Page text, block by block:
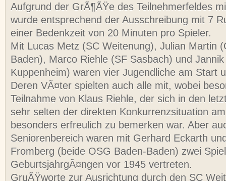
Aufgrund der GrÃ¶ÃŸe des Teilnehmerfeldes
wurde entsprechend der Ausschreibung mit 7
einer Bedenkzeit von 20 Minuten pro Spieler.
Mit Lucas Metz (SC Weitenung), Julian Martin
Baden), Marco Riehle (SF Sasbach) und
Kuppenheim) waren vier Jugendliche am Start
Deren VÃ¤ter spielten auch alle mit, wobei
Teilnahme von Klaus Riehle, der sich in den
sehr selten der direkten Konkurrenzsituation
besonders erfreulich zu bemerken war. Aber
Seniorenbereich waren mit Gerhard Eckarth
Fromberg (beide OSG Baden-Baden) zwei
GeburtsjahrgÃ¤ngen vor 1945 vertreten.
GruÃŸworte zur Ausrichtung durch den SC